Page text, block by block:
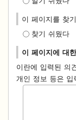
이 페이지를 찾
찾기 쉬웠다
이 페이지에 대
이란에 입력된 의
개인 정보 등은 입